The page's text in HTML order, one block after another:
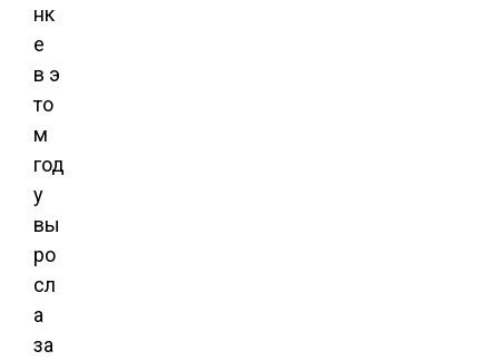
нк
е
в э
то
м
год
у
вы
ро
сл
а
за